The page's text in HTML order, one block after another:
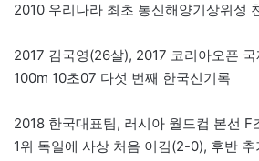
2010 우리나라 최초 통신해양기상위성
2017 김국영(26살), 2017 코리아오픈
100m 10초07 다섯 번째 한국신기록
2018 한국대표팀, 러시아 월드컵 본선 F
1위 독일에 사상 처음 이김(2-0), 후반